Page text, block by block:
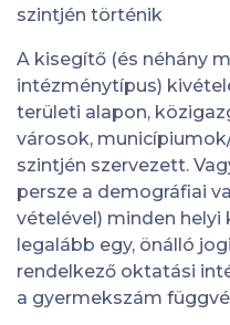
szintjén történik
A kisegítő (és néhány
intézménytípus)
területi alapon,
városok,
szintjén szervezett.
persze a demográfiai
vételével) minden
legalább egy, önálló
rendelkező oktatási
a gyermekszám